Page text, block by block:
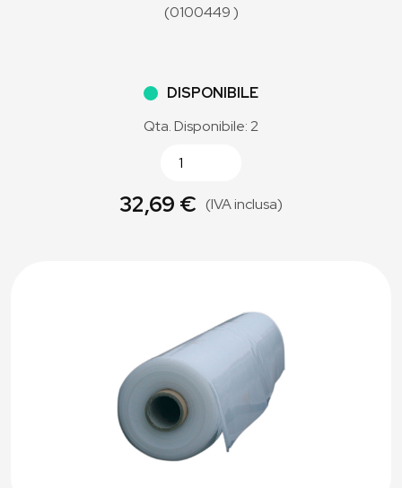
(0100449 )
DISPONIBILE
Qta. Disponibile: 2
32,69 € (IVA inclusa)